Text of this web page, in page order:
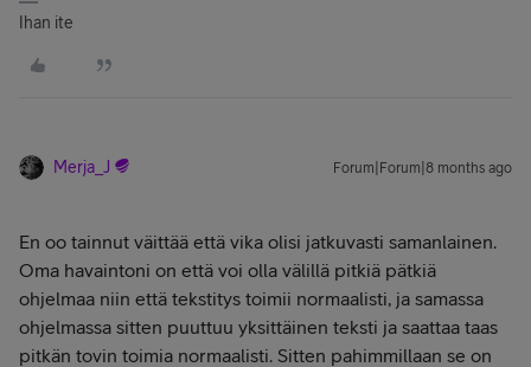
Ihan ite
Merja_J Forum|Forum|8 months ago
En oo tainnut väittää että vika olisi jatkuvasti samanlainen.
Oma havaintoni on että voi olla välillä pitkiä pätkiä
ohjelmaa niin että tekstitys toimii normaalisti, ja samassa
ohjelmassa sitten puuttuu yksittäinen teksti ja saattaa taas
pitkän tovin toimia normaalisti. Sitten pahimmillaan se on